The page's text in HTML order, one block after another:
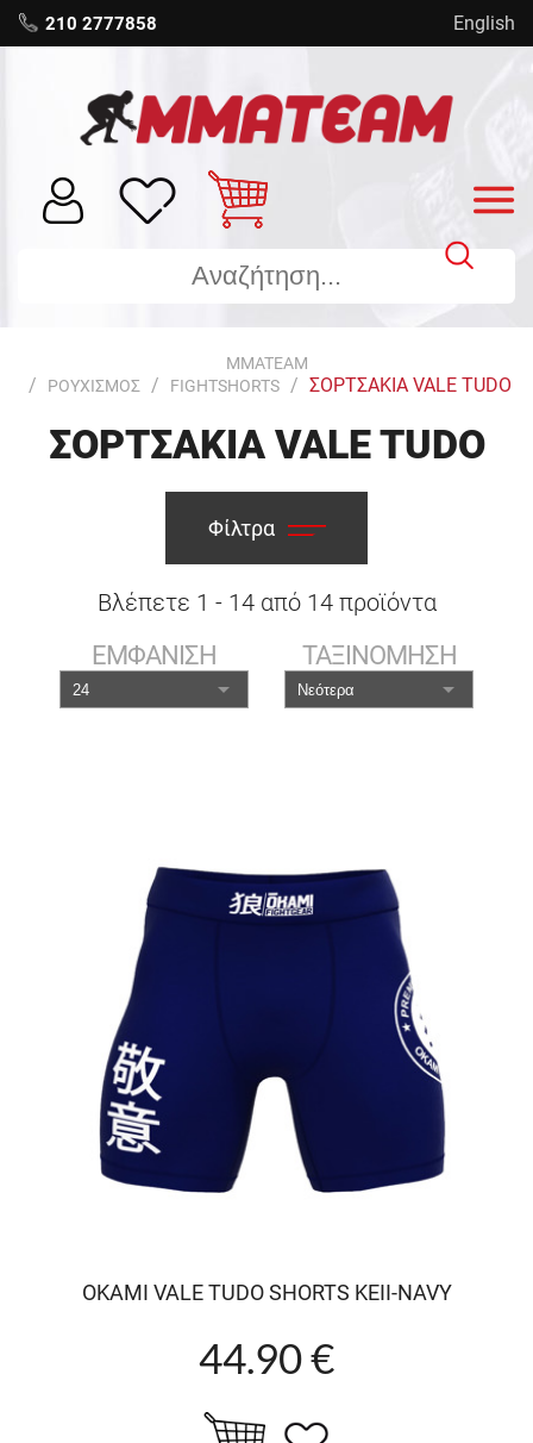
210 2777858 English
MMATEAM
ΡΟΥΧΙΣΜΟΣ
FIGHTSHORTS ΣΟΡΤΣΑΚΙΑ VALE TUDO
ΣΟΡΤΣΆΚΙΑ VALE TUDO
Φίλτρα
Βλέπετε 1 - 14από 14προϊόντα
ΕΜΦΑΝΙΣΗ ΤΑΞΙΝΟΜΗΣΗ
OKAMI VALE TUDO SHORTS KEII-NAVY
44.90 €